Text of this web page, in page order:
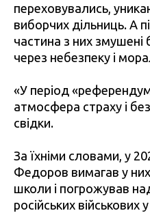
переховувались,
виборчих дільниць. А
частина з них змушені
через небезпеку і
«У період
атмосфера страху і
свідки.
За їхніми словами, у
Федоров вимагав у них
школи і погрожував
російських військових